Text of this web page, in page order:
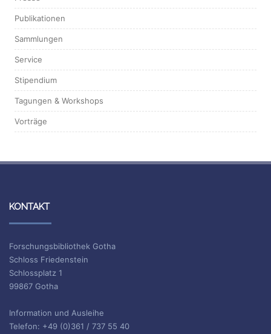
Publikationen
Sammlungen
Service
Stipendium
Tagungen & Workshops
Vorträge
KONTAKT
Forschungsbibliothek Gotha
Schloss Friedenstein
Schlossplatz 1
99867 Gotha
Information und Ausleihe
Telefon: +49 (0)361 / 737 55 40